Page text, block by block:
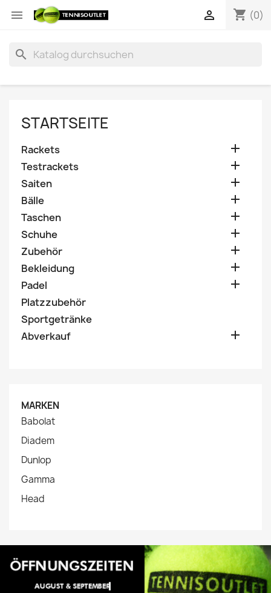
 shopping_cart (0)

search
STARTSEITE
Rackets 
Testrackets 
Saiten 
Bälle 
Taschen 
Schuhe 
Zubehör 
Bekleidung 
Padel 
Platzzubehör
Sportgetränke
Abverkauf

MARKEN
Babolat
Diadem
Dunlop
Gamma
Head